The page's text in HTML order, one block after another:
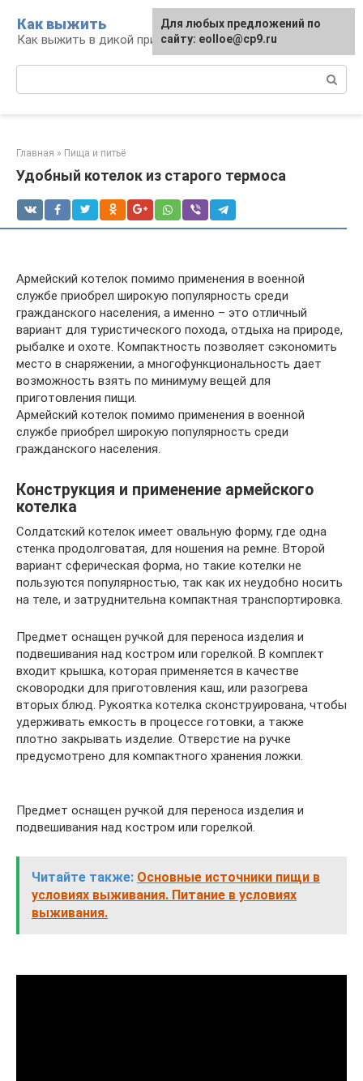
контенту
Как выжить
Как выжить в дикой природе и при ЧС
Главная » Пища и питьё
Удобный котелок из старого термоса
Армейский котелок помимо применения в военной
службе приобрел широкую популярность среди
гражданского населения, а именно – это отличный
вариант для туристического похода, отдыха на природе,
рыбалке и охоте. Компактность позволяет сэкономить
место в снаряжении, а многофункциональность дает
возможность взять по минимуму вещей для
приготовления пищи.
Армейский котелок помимо применения в военной
службе приобрел широкую популярность среди
гражданского населения.
Конструкция и применение армейского
котелка
Солдатский котелок имеет овальную форму, где одна
стенка продолговатая, для ношения на ремне. Второй
вариант сферическая форма, но такие котелки не
пользуются популярностью, так как их неудобно носить
на теле, и затруднительна компактная транспортировка.
Предмет оснащен ручкой для переноса изделия и
подвешивания над костром или горелкой. В комплект
входит крышка, которая применяется в качестве
сковородки для приготовления каш, или разогрева
вторых блюд. Рукоятка котелка сконструирована, чтобы
удерживать емкость в процессе готовки, а также
плотно закрывать изделие. Отверстие на ручке
предусмотрено для компактного хранения ложки.
Предмет оснащен ручкой для переноса изделия и
подвешивания над костром или горелкой.
Читайте также: Основные источники пищи в
условиях выживания. Питание в условиях
выживания.
Для любых предложений по
сайту: eolloe@cp9.ru